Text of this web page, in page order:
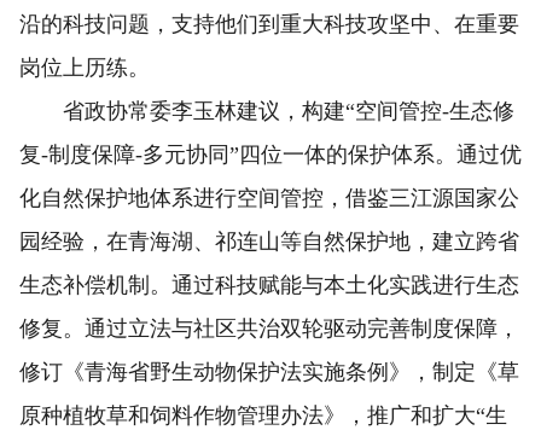
沿的科技问题，支持他们到重大科技攻坚中、在重要
岗位上历练。
省政协常委李玉林建议，构建“空间管控-生态修
复-制度保障-多元协同”四位一体的保护体系。通过优
化自然保护地体系进行空间管控，借鉴三江源国家公
园经验，在青海湖、祁连山等自然保护地，建立跨省
生态补偿机制。通过科技赋能与本土化实践进行生态
修复。通过立法与社区共治双轮驱动完善制度保障，
修订《青海省野生动物保护法实施条例》，制定《草
原种植牧草和饲料作物管理办法》，推广和扩大“生